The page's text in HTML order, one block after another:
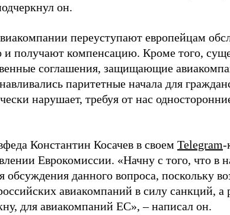
он.
переуступают европейцам
и получают компенсацию. Кроме того,
соглашения, защищающие
паритетные начала для
нарушает, требуя от нас
Константин Косачев в своем Telegram-
Еврокомиссии. «Начну с того, что в
обсуждения данного вопроса, поскольку
авиакомпаний в силу санкций, а
для авиакомпаний ЕС», – написал он.